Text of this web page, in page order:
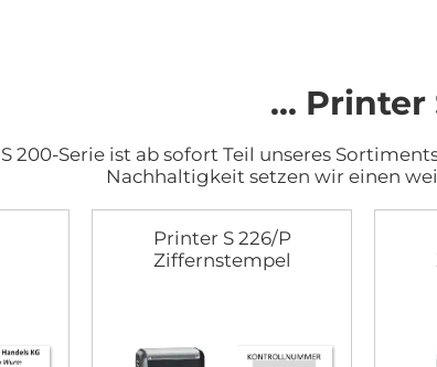
... Printer
200-Serie ist ab sofort Teil unseres
Nachhaltigkeit setzen wir einen
Printer S 226/P
Ziffernstempel